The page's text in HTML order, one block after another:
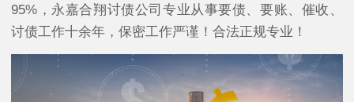
95%，永嘉合翔讨债公司专业从事要债、要账、催收、
讨债工作十余年，保密工作严谨！合法正规专业！